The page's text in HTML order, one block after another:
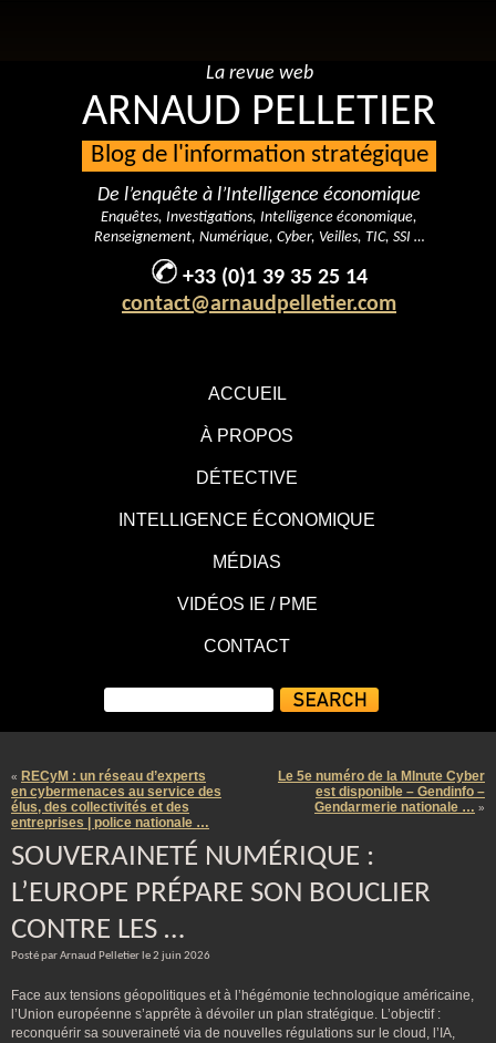
ACCUEIL
À PROPOS
DÉTECTIVE
INTELLIGENCE ÉCONOMIQUE
MÉDIAS
VIDÉOS IE / PME
CONTACT
La revue web
ARNAUD PELLETIER
Blog de l'information stratégique
De l’enquête à l’Intelligence économique
Enquêtes, Investigations, Intelligence économique,
Renseignement, Numérique, Cyber, Veilles, TIC, SSI …
+33 (0)1 39 35 25 14
contact@arnaudpelletier.com
« RECyM : un réseau d’experts
en cybermenaces au service des
élus, des collectivités et des
entreprises | police nationale …
Le 5e numéro de la MInute Cyber
est disponible – Gendinfo –
Gendarmerie nationale … »
SOUVERAINETÉ NUMÉRIQUE :
L’EUROPE PRÉPARE SON BOUCLIER
CONTRE LES …
Posté par Arnaud Pelletier le 2 juin 2026
Face aux tensions géopolitiques et à l’hégémonie technologique américaine,
l’Union européenne s’apprête à dévoiler un plan stratégique. L’objectif :
reconquérir sa souveraineté via de nouvelles régulations sur le cloud, l’IA,